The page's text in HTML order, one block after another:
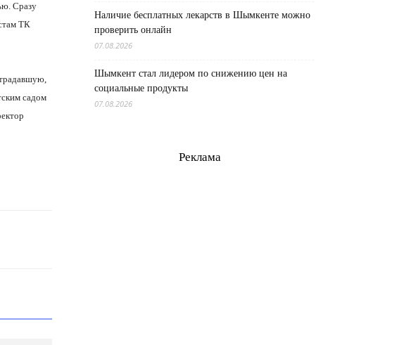
Сразу
ТК
садом
Наличие бесплатных лекарств в Шымкенте можно
проверить онлайн
07.08.2026
Шымкент стал лидером по снижению цен на
социальные продукты
07.08.2026
Реклама